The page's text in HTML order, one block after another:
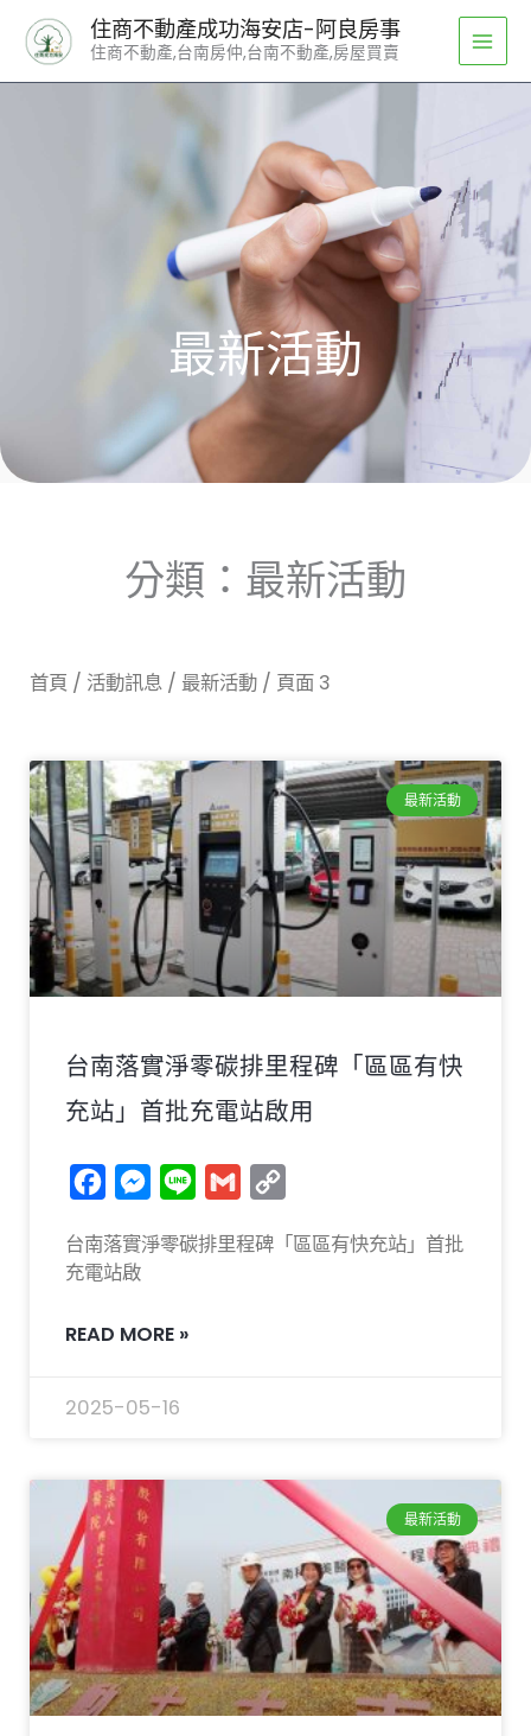
住商不動產成功海安店-阿良房事
住商不動產,台南房仲,台南不動產,房屋買賣
最新活動
分類：最新活動
首頁 / 活動訊息 / 最新活動 / 頁面 3
最新活動
台南落實淨零碳排里程碑「區區有快
充站」首批充電站啟用
FacebookMessenger
Line Gmail
台南落實淨零碳排里程碑「區區有快充站」首批
充電站啟
READ MORE »
2025-05-16
最新活動
面 面
頁
面
頁
面
頁
面
頁
面